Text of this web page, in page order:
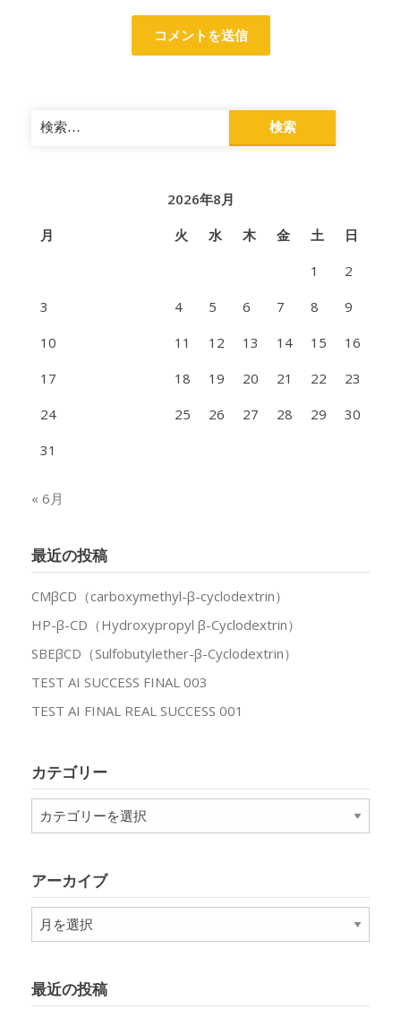
検
索:
2026年8月
月
火 水 木 金 土
日
1
2
3
4 5 6 7 8
9
10
11 12 13 14 15
16
17
18 19 20 21 22
23
24
25 26 27 28 29
30
31
« 6月
最近の投稿
CMβCD（carboxymethyl-β-cyclodextrin）
HP-β-CD（Hydroxypropyl β-Cyclodextrin）
SBEβCD（Sulfobutylether-β-Cyclodextrin）
TEST AI SUCCESS FINAL 003
TEST AI FINAL REAL SUCCESS 001
カテゴリー
テ
ー
アーカイブ
ア
ー
ブ
最近の投稿